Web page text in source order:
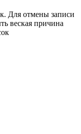
Для отмены записи
веская причина